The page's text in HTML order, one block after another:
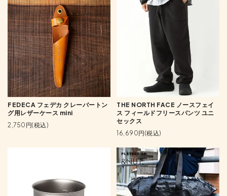
FEDECA フェデカ クレーバートン
グ用レザーケース mini
2,750円(税込)
THE NORTH FACE ノースフェイ
ス フィールドフリースパンツ ユニ
セックス
16,690円(税込)